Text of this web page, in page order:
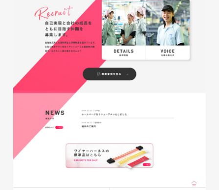
磐田商工会議所様 磐田市商店
#公共・行政・団体
#チラシ